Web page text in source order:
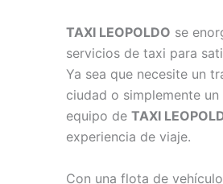
TAXI LEOPOLDO se
servicios de taxi para
Ya sea que necesite un
ciudad o simplemente
equipo de TAXI
experiencia de viaje.
Con una flota de